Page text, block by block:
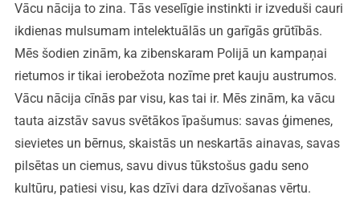
Vācu nācija to zina. Tās veselīgie instinkti ir izveduši cauri
ikdienas mulsumam intelektuālās un garīgās grūtībās.
Mēs šodien zinām, ka zibenskaram Polijā un kampaņai
rietumos ir tikai ierobežota nozīme pret kauju austrumos.
Vācu nācija cīnās par visu, kas tai ir. Mēs zinām, ka vācu
tauta aizstāv savus svētākos īpašumus: savas ģimenes,
sievietes un bērnus, skaistās un neskartās ainavas, savas
pilsētas un ciemus, savu divus tūkstošus gadu seno
kultūru, patiesi visu, kas dzīvi dara dzīvošanas vērtu.